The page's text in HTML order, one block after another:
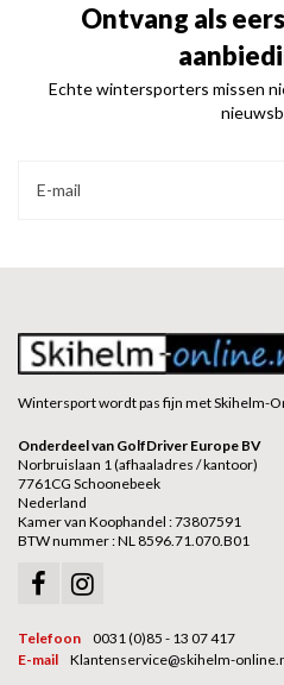
Ontvang als
Echte wintersporters missen
Wintersport wordt pas fijn met Skihelm-
Onderdeel van GolfDriver Europe BV
Norbruislaan 1 (afhaaladres / kantoor)
7761CG Schoonebeek
Nederland
Kamer van Koophandel : 73807591
BTW nummer : NL 8596.71.070.B01
Telefoon
0031 (0)85 - 13 07 417
E-mail
Klantenservice@skihelm-